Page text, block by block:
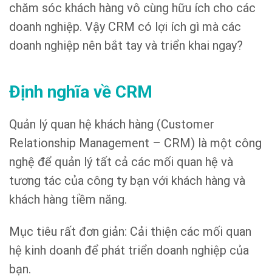
chăm sóc khách hàng vô cùng hữu ích cho các
doanh nghiệp. Vậy CRM có lợi ích gì mà các
doanh nghiệp nên bắt tay và triển khai ngay?
Định nghĩa về CRM
Quản lý quan hệ khách hàng (Customer
Relationship Management – CRM) là một công
nghệ để quản lý tất cả các mối quan hệ và
tương tác của công ty bạn với khách hàng và
khách hàng tiềm năng.
Mục tiêu rất đơn giản: Cải thiện các mối quan
hệ kinh doanh để phát triển doanh nghiệp của
bạn.